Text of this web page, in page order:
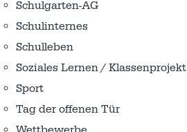
Schulgarten-AG
Schulinternes
Schulleben
Soziales Lernen / Klassenprojekt
Sport
Tag der offenen Tür